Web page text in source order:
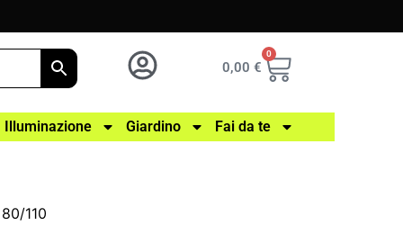
0,00 €
0
Illuminazione Giardino Fai da te
110